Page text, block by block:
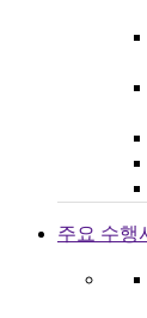
주요 수행